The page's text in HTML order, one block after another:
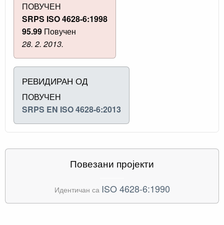
ПОВУЧЕН
SRPS ISO 4628-6:1998
95.99 Повучен
28. 2. 2013.
РЕВИДИРАН ОД
ПОВУЧЕН
SRPS EN ISO 4628-6:2013
Повезани пројекти
Идентичан са ISO 4628-6:1990